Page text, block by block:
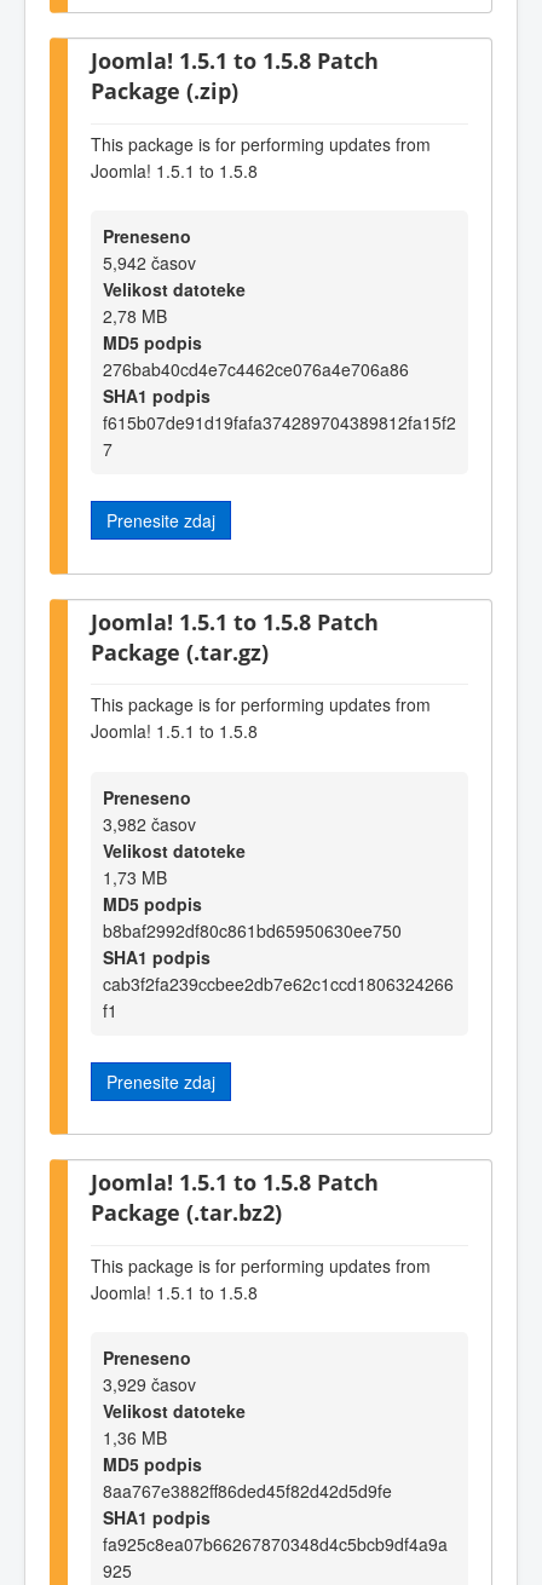
Joomla! 1.5.1 to 1.5.8 Patch
Package (.zip)
This package is for performing updates from
Joomla! 1.5.1 to 1.5.8
Preneseno
5,942 časov
Velikost datoteke
2,78 MB
MD5 podpis
276bab40cd4e7c4462ce076a4e706a86
SHA1 podpis
f615b07de91d19fafa374289704389812fa15f2
7
Prenesite zdaj
Joomla! 1.5.1 to 1.5.8 Patch
Package (.tar.gz)
This package is for performing updates from
Joomla! 1.5.1 to 1.5.8
Preneseno
3,982 časov
Velikost datoteke
1,73 MB
MD5 podpis
b8baf2992df80c861bd65950630ee750
SHA1 podpis
cab3f2fa239ccbee2db7e62c1ccd1806324266
f1
Prenesite zdaj
Joomla! 1.5.1 to 1.5.8 Patch
Package (.tar.bz2)
This package is for performing updates from
Joomla! 1.5.1 to 1.5.8
Preneseno
3,929 časov
Velikost datoteke
1,36 MB
MD5 podpis
8aa767e3882ff86ded45f82d42d5d9fe
SHA1 podpis
fa925c8ea07b66267870348d4c5bcb9df4a9a
925